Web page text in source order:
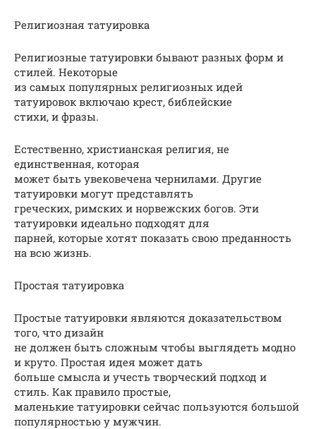
Религиозная татуировка
Религиозные татуировки бывают разных форм и
стилей. Некоторые
из самых популярных религиозных идей
татуировок включаю крест, библейские
стихи, и фразы.
Естественно, христианская религия, не
единственная, которая
может быть увековечена чернилами. Другие
татуировки могут представлять
греческих, римских и норвежских богов. Эти
татуировки идеально подходят для
парней, которые хотят показать свою преданность
на всю жизнь.
Простая татуировка
Простые татуировки являются доказательством
того, что дизайн
не должен быть сложным чтобы выглядеть модно
и круто. Простая идея может дать
больше смысла и учесть творческий подход и
стиль. Как правило простые,
маленькие татуировки сейчас пользуются большой
популярностью у мужчин.